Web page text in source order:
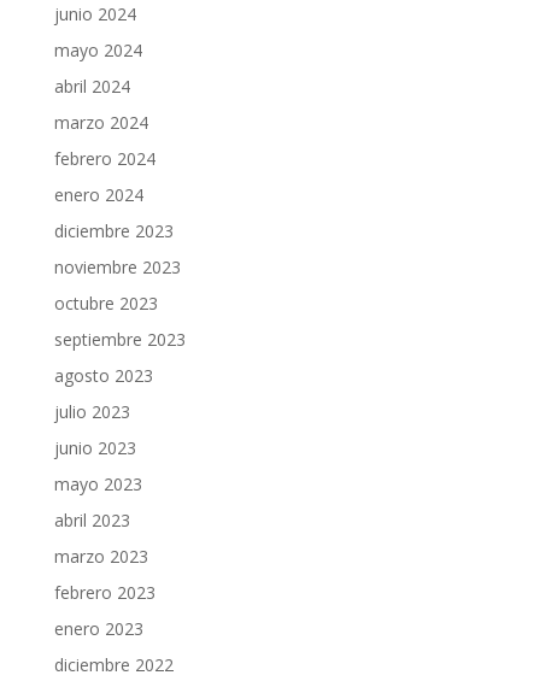
junio 2024
mayo 2024
abril 2024
marzo 2024
febrero 2024
enero 2024
diciembre 2023
noviembre 2023
octubre 2023
septiembre 2023
agosto 2023
julio 2023
junio 2023
mayo 2023
abril 2023
marzo 2023
febrero 2023
enero 2023
diciembre 2022